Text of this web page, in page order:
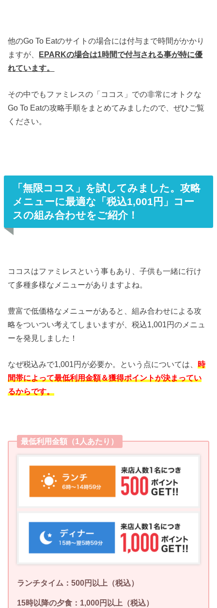
他のGo To Eatのサイトの場合には付与まで時間がかかり
ますが、 EPARKの場合は1時間で付与される事が特に優
れています。
その中でもファミレスの「ココス」での非常にオトクな
Go To Eatの攻略手順をまとめてみましたので、ぜひご覧
ください。
「無限ココス」を試してみました。攻略
メニューに最適な「税込1,001円」コー
スの組み合わせをご紹介！
ココスはファミレスという事もあり、子供も一緒に行け
て多種多様なメニューがありますよね。
豊富で低価格なメニューがあると、組み合わせによる攻
略をついつい考えてしまいますが、税込1,001円のメニュ
ーを発見しました！
なぜ税込みで1,001円が必要か。という点については、時
間帯によって最低利用金額＆獲得ポイントが決まってい
るからです。
最低利用金額（1人あたり）
ランチタイム：500円以上（税込）
15時以降の夕食：1,000円以上（税込）